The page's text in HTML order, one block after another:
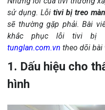
sử dụng. Lỗi tivi bị treo
sẽ thường gặp phải. Bài
khắc phục lỗi tivi bị
tunglan.com.vn theo dõi bài
1. Dấu hiệu cho
hình